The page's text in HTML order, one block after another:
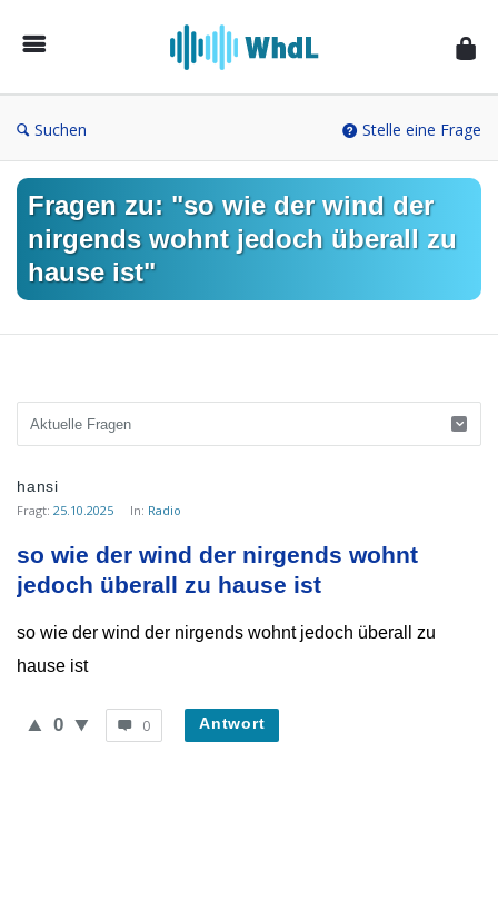
von
Suchen Stelle eine Frage
Fragen zu: "so wie der wind der
nirgends wohnt jedoch überall zu
hause ist"
Musikforum
von
WieheisstdasLied.de
Neueste
hansi
Fragt: 25.10.2025 In: Radio
so wie der wind der nirgends wohnt
jedoch überall zu hause ist
so wie der wind der nirgends wohnt jedoch überall zu
hause ist
0 0 Antwort